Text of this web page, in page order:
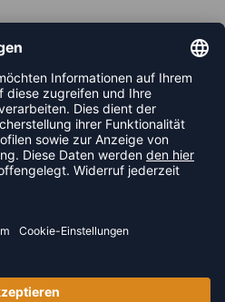
UND VERPASSE KEINE
ANMELDEN